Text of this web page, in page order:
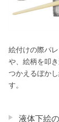
絵付けの際パ
や、絵柄を叩
つかえるぼか
す。
液体下絵